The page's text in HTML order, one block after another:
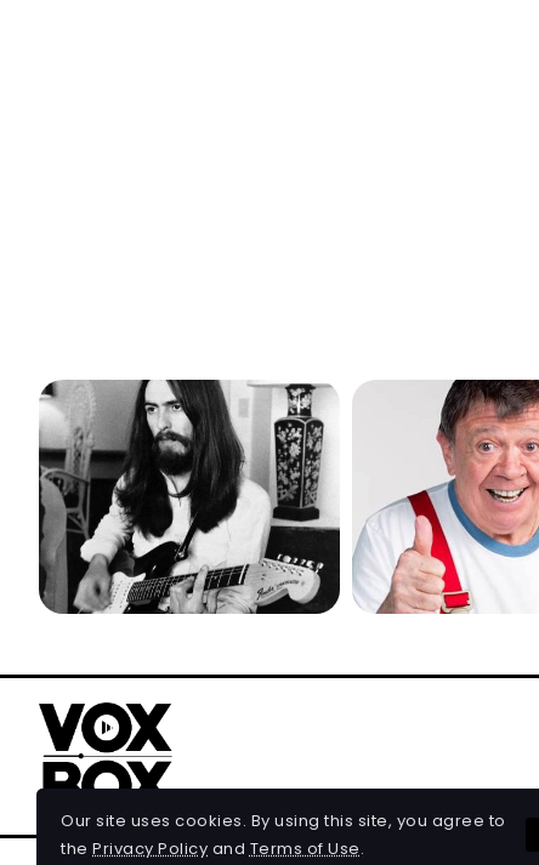
Our site uses cookies. By using this site, you agree to
the Privacy Policy andTerms of Use.